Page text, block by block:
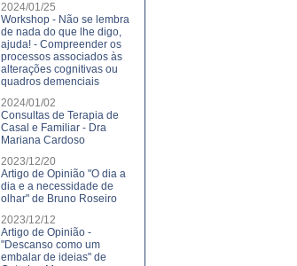
2024/01/25
Workshop - Não se lembra
de nada do que lhe digo,
ajuda! - Compreender os
processos associados às
alterações cognitivas ou
quadros demenciais
2024/01/02
Consultas de Terapia de
Casal e Familiar - Dra
Mariana Cardoso
2023/12/20
Artigo de Opinião "O dia a
dia e a necessidade de
olhar" de Bruno Roseiro
2023/12/12
Artigo de Opinião -
"Descanso como um
embalar de ideias" de